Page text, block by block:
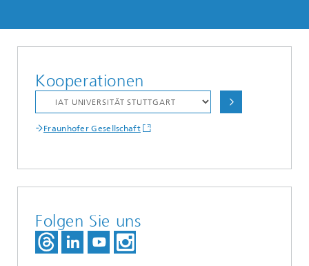
Kooperationen
Fraunhofer Gesellschaft
Folgen Sie uns